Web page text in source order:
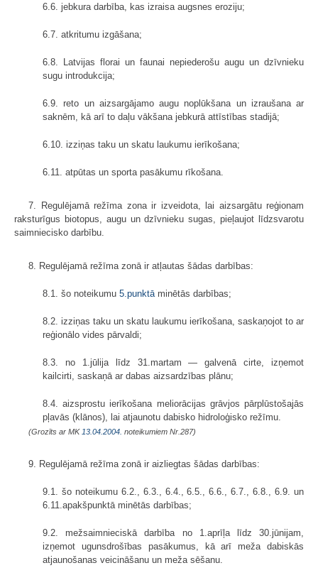
6.6. jebkura darbība, kas izraisa augsnes eroziju;
6.7. atkritumu izgāšana;
6.8. Latvijas florai un faunai nepiederošu augu un dzīvnieku
sugu introdukcija;
6.9. reto un aizsargājamo augu noplūkšana un izraušana ar
saknēm, kā arī to daļu vākšana jebkurā attīstības stadijā;
6.10. izziņas taku un skatu laukumu ierīkošana;
6.11. atpūtas un sporta pasākumu rīkošana.
7. Regulējamā režīma zona ir izveidota, lai aizsargātu reģionam
raksturīgus biotopus, augu un dzīvnieku sugas, pieļaujot līdzsvarotu
saimniecisko darbību.
8. Regulējamā režīma zonā ir atļautas šādas darbības:
8.1. šo noteikumu 5.punktā minētās darbības;
8.2. izziņas taku un skatu laukumu ierīkošana, saskaņojot to ar
reģionālo vides pārvaldi;
8.3. no 1.jūlija līdz 31.martam — galvenā cirte, izņemot
kailcirti, saskaņā ar dabas aizsardzības plānu;
8.4. aizsprostu ierīkošana meliorācijas grāvjos pārplūstošajās
pļavās (klānos), lai atjaunotu dabisko hidroloģisko režīmu.
(Grozīts ar MK 13.04.2004. noteikumiem Nr.287)
9. Regulējamā režīma zonā ir aizliegtas šādas darbības:
9.1. šo noteikumu 6.2., 6.3., 6.4., 6.5., 6.6., 6.7., 6.8., 6.9. un
6.11.apakšpunktā minētās darbības;
9.2. mežsaimnieciskā darbība no 1.aprīļa līdz 30.jūnijam,
izņemot ugunsdrošības pasākumus, kā arī meža dabiskās
atjaunošanas veicināšanu un meža sēšanu.